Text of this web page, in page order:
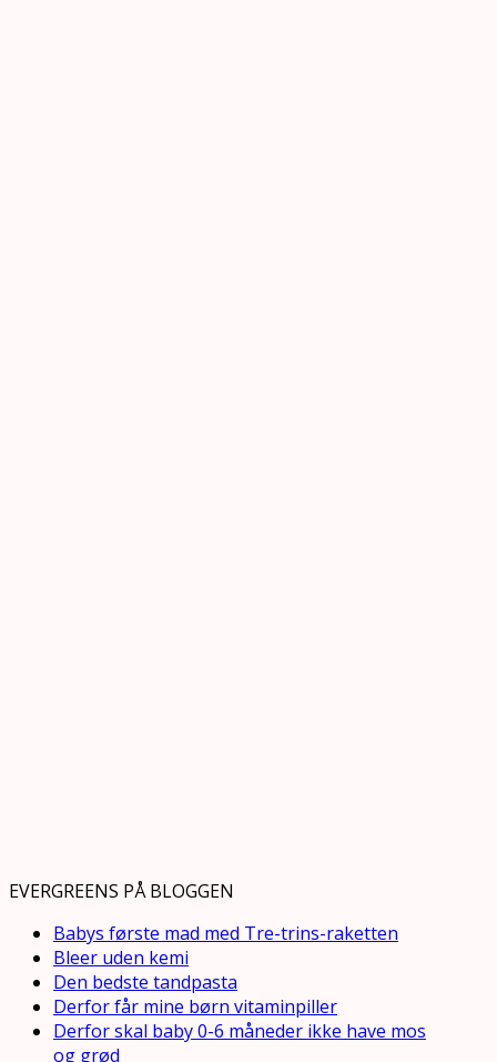
EVERGREENS PÅ BLOGGEN
Babys første mad med Tre-trins-raketten
Bleer uden kemi
Den bedste tandpasta
Derfor får mine børn vitaminpiller
Derfor skal baby 0-6 måneder ikke have mos
og grød